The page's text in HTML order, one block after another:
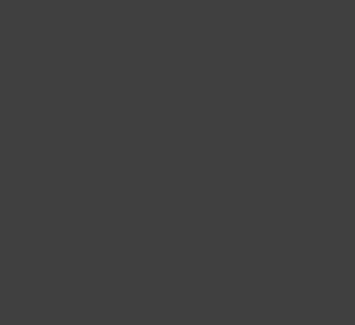
haalt u daarvoor in de herfst in zijn
de stelen van de plant terug tot
de bol. Haal het overtollige zand
vorstvrije, koele en donkere ruimte.
onverwarmde schuur of garage.
bollen weer planten in de volle grond of